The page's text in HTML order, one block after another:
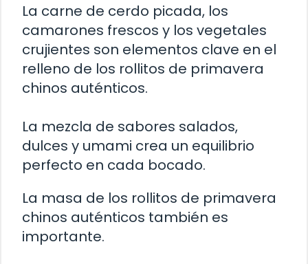
La carne de cerdo picada, los
camarones frescos y los vegetales
crujientes son elementos clave en el
relleno de los rollitos de primavera
chinos auténticos.
La mezcla de sabores salados,
dulces y umami crea un equilibrio
perfecto en cada bocado.
La masa de los rollitos de primavera
chinos auténticos también es
importante.